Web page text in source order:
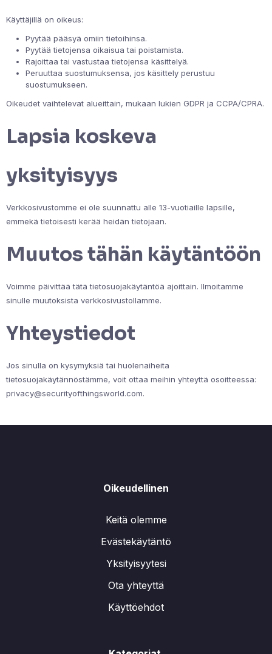
Käyttäjillä on oikeus:
Pyytää pääsyä omiin tietoihinsa.
Pyytää tietojensa oikaisua tai poistamista.
Rajoittaa tai vastustaa tietojensa käsittelyä.
Peruuttaa suostumuksensa, jos käsittely perustuu
suostumukseen.
Oikeudet vaihtelevat alueittain, mukaan lukien GDPR ja CCPA/CPRA.
Lapsia koskeva
yksityisyys
Verkkosivustomme ei ole suunnattu alle 13-vuotiaille lapsille,
emmekä tietoisesti kerää heidän tietojaan.
Muutos tähän käytäntöön
Voimme päivittää tätä tietosuojakäytäntöä ajoittain. Ilmoitamme
sinulle muutoksista verkkosivustollamme.
Yhteystiedot
Jos sinulla on kysymyksiä tai huolenaiheita
tietosuojakäytännöstämme, voit ottaa meihin yhteyttä osoitteessa:
privacy@securityofthingsworld.com.
Oikeudellinen
Keitä olemme
Evästekäytäntö
Yksityisyytesi
Ota yhteyttä
Käyttöehdot